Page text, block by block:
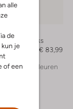
alle
de
kun je
of een
Notre-V
Slingbacks
€ 139,99
€ 83,99
+ meer kleuren